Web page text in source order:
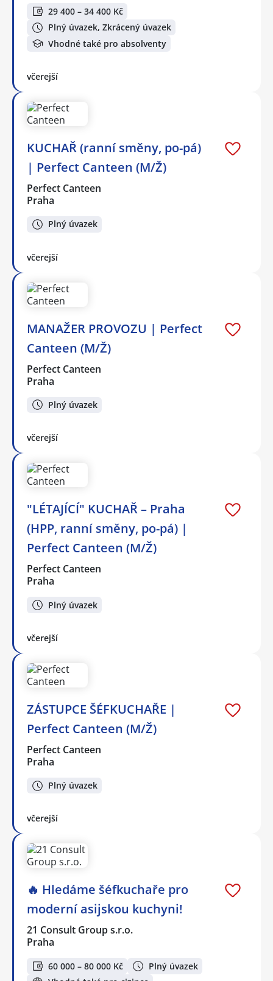
29 400 – 34 400 Kč
Plný úvazek, Zkrácený úvazek
Vhodné také pro absolventy
včerejší
KUCHAŘ (ranní směny, po-pá)
| Perfect Canteen (M/Ž)
Perfect Canteen
Praha
Plný úvazek
včerejší
MANAŽER PROVOZU | Perfect
Canteen (M/Ž)
Perfect Canteen
Praha
Plný úvazek
včerejší
"LÉTAJÍCÍ" KUCHAŘ – Praha
(HPP, ranní směny, po-pá) |
Perfect Canteen (M/Ž)
Perfect Canteen
Praha
Plný úvazek
včerejší
ZÁSTUPCE ŠÉFKUCHAŘE |
Perfect Canteen (M/Ž)
Perfect Canteen
Praha
Plný úvazek
včerejší
🔥 Hledáme šéfkuchaře pro
moderní asijskou kuchyni!
21 Consult Group s.r.o.
Praha
60 000 – 80 000 Kč
Plný úvazek